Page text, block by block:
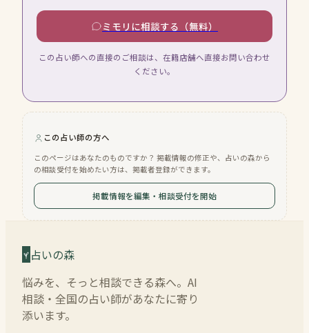
ミモリに相談する（無料）
この占い師への直接のご相談は、在籍店舗へ直接お問い合わせ
ください。
この占い師の方へ
このページはあなたのものですか？ 掲載情報の修正や、占いの森から
の相談受付を始めたい方は、掲載者登録ができます。
掲載情報を編集・相談受付を開始
占いの森
悩みを、そっと相談できる森へ。AI
相談・全国の占い師があなたに寄り
添います。